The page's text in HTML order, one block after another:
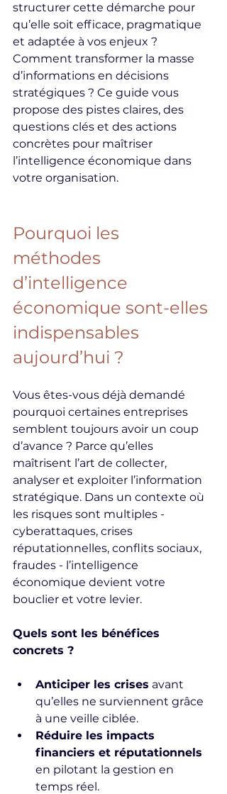
structurer cette démarche pour
qu’elle soit efficace, pragmatique
et adaptée à vos enjeux ?
Comment transformer la masse
d’informations en décisions
stratégiques ? Ce guide vous
propose des pistes claires, des
questions clés et des actions
concrètes pour maîtriser
l’intelligence économique dans
votre organisation.
Pourquoi les
méthodes
d’intelligence
économique sont-elles
indispensables
aujourd’hui ?
Vous êtes-vous déjà demandé
pourquoi certaines entreprises
semblent toujours avoir un coup
d’avance ? Parce qu’elles
maîtrisent l’art de collecter,
analyser et exploiter l’information
stratégique. Dans un contexte où
les risques sont multiples -
cyberattaques, crises
réputationnelles, conflits sociaux,
fraudes - l’intelligence
économique devient votre
bouclier et votre levier.
Quels sont les bénéfices
concrets ?
Anticiper les crises avant
qu’elles ne surviennent grâce
à une veille ciblée.
Réduire les impacts
financiers et réputationnels
en pilotant la gestion en
temps réel.